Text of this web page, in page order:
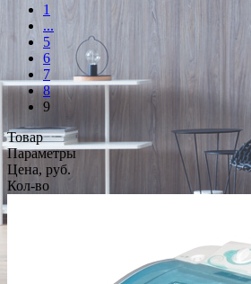
1
...
5
6
7
8
9
Товар
Параметры
Цена, руб.
Кол-во